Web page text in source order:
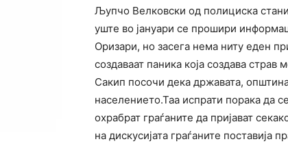
Љупчо Велковски од полициска
уште во јануари се прошири
Оризари, но засега нема ниту еден
создаваат паника која создава
Сакип посочи дека државата,
населението.Таа испрати порака да
охрабрат граѓаните да пријават
на дискусијата граѓаните